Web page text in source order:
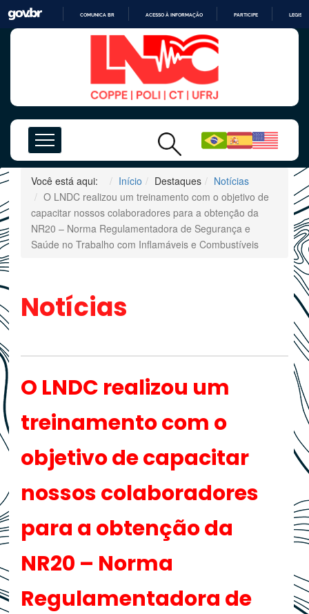
IR
PARA
O
CONTEÚDO
COMUNICA BR ACESSO À INFORMAÇÃO PARTICIPE
Você está aqui: Início Destaques
Notícias
O LNDC realizou um treinamento com o objetivo de
capacitar nossos colaboradores para a obtenção da
NR20 – Norma Regulamentadora de Segurança e
Saúde no Trabalho com Inflamáveis e Combustíveis
Notícias
O LNDC realizou um
treinamento com o
objetivo de capacitar
nossos colaboradores
para a obtenção da
NR20 – Norma
Regulamentadora de